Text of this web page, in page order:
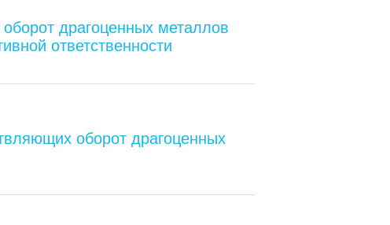
драгоценных металлов
ответственности
оборот драгоценных